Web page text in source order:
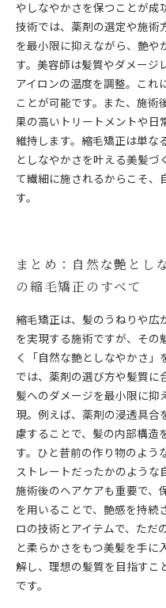
やしなやかさを保つことが成
技術では、薬剤の選定や施術
を最小限に抑えながら、艶や
す。美容師は髪質やダメージ
アイロンの温度を調整。これ
ことが可能です。また、施術
果の高いトリートメントや日
維持します。縮毛矯正は単な
としなやかさを叶える美髪
て繊細に施されるからこそ、
す。
まとめ：自然な艶とし
の縮毛矯正のすべて
縮毛矯正は、髪のうねりや広
を実現する施術ですが、その
く「自然な艶としなやかさ
では、薬剤の選び方や髪質に
髪へのダメージを最小限に抑
現。例えば、薬剤の浸透具合
慮することで、髪の内部構造
す。ひと昔前の作り物のよう
ストレートだったかのような
施術後のヘアケアも重要で、
を用いることで、艶感を持続
ロの技術とアイテムで、ただ
と柔らかさをもつ美髪を手に
解し、理想の髪質を目指すこ
です。